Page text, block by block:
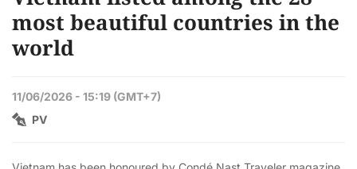
most beautiful countries in the
world
11/06/2026 - 15:19 (GMT+7)
PV